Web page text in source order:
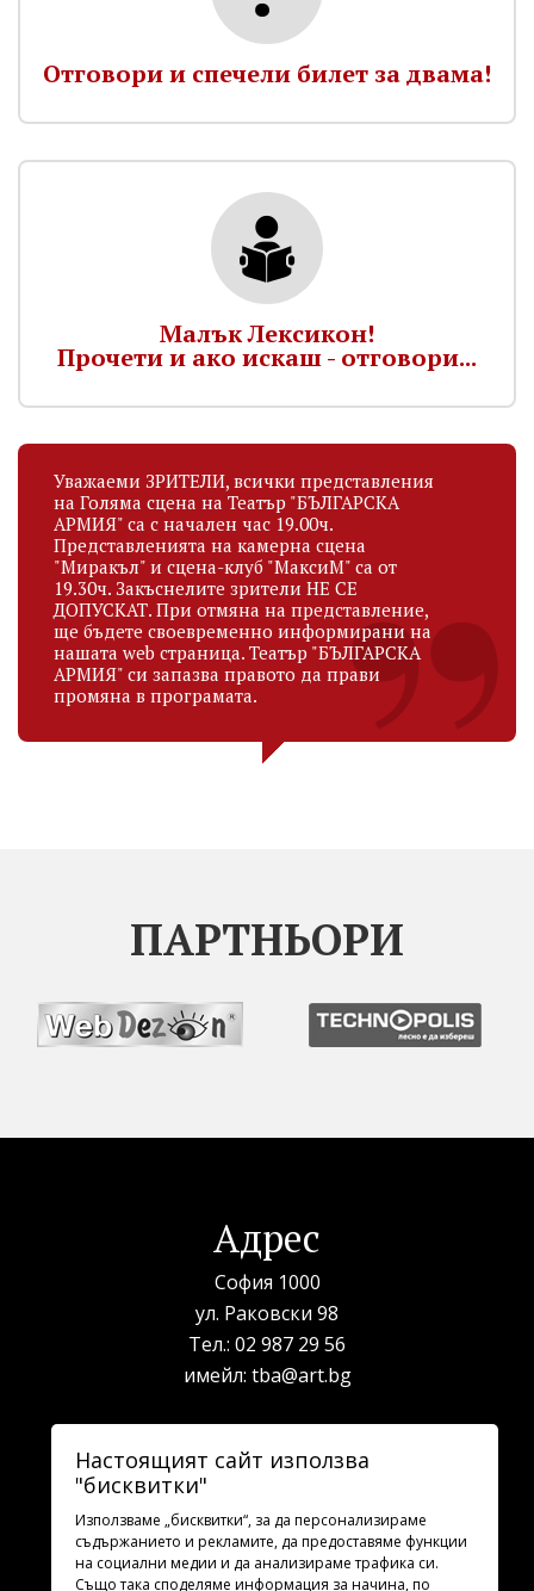
Отговори и спечели билет за двама!
Малък Лексикон!
Прочети и ако искаш - отговори...
Уважаеми ЗРИТЕЛИ, всички представления
на Голяма сцена на Театър "БЪЛГАРСКА
АРМИЯ" са с начален час 19.00ч.
Представленията на камерна сцена
"Миракъл" и сцена-клуб "МаксиМ" са от
19.30ч. Закъснелите зрители НЕ СЕ
ДОПУСКАТ. При отмяна на представление,
ще бъдете своевременно информирани на
нашата web страница. Театър "БЪЛГАРСКА
АРМИЯ" си запазва правото да прави
промяна в програмата.
ПАРТНЬОРИ
Адрес
София 1000
ул. Раковски 98
Тел.: 02 987 29 56
имейл: tba@art.bg
Билетна каса
телефон:
рабoтно време: 10:00 - 19:30
Настоящият сайт използва
"бисквитки"
Използваме „бисквитки“, за да персонализираме
съдържанието и рекламите, да предоставяме функции
на социални медии и да анализираме трафика си.
Също така споделяме информация за начина, по